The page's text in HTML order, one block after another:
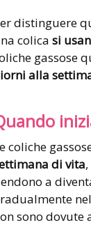
distinguere
colica si
gassose
alla
coliche
di vita
a
sono